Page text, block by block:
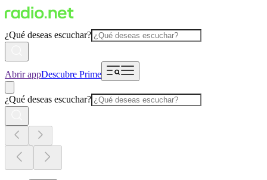
¿Qué deseas escuchar?
Abrir appDescubre Prime
¿Qué deseas escuchar?